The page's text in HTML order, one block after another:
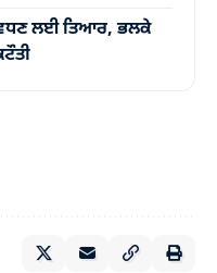
ਲਈ ਤਿਆਰ, ਭਲਕੇ